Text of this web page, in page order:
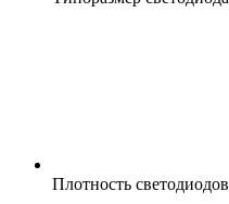
Плотность светодиодов